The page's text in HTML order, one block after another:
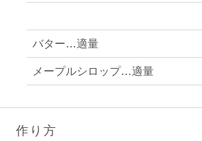
バター…適量
メープルシロップ…適量
作り方